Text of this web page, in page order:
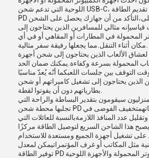
اللوحية التي تدعم شحن USB-C، يمكن أن يغير مكيّف تقديم الطاقة
PD بسهولة إلى طاقة أعلى،التأكد من أن جهازك يحصل على الشحن
مثالي للمسافرين الذين يحتاجون إلى
المحمولة في المطارات أو المقاهي أو في أي
لعشاق الألعاب الذين يحتاجون إلى شحن أجهزة
المحمولة بسرعة وكفاءة.يمكنك ضمان الحد
التوقف بين جلسات اللعبكما أنّه يُعدّ مناسبًا
الذين يحتاجون إلى تشغيل كاميراتهم أو شحن
سيقومون بتقدير البساطة والراحة التي
تجلبها محطة شحن PD هذه إلى حياتهمتخفيف الفوضى في
عدد المنافذ اللازمةبالنسبة للعائلات التي
يصبح هذا الشاحن السريع لتوصيل الطاقة مركزًا
مثل المكاتب أو غرف المؤتمراتيمكن لمعدل
توفير الطاقة PD تشغيل أجهزة الكمبيوتر المحمولة والأجهزة اللوحية